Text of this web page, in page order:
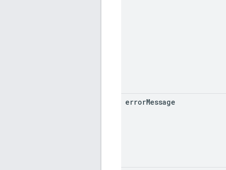
errorMessage